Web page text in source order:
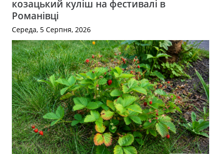
козацький куліш на фестивалі в
Романівці
Середа, 5 Серпня, 2026